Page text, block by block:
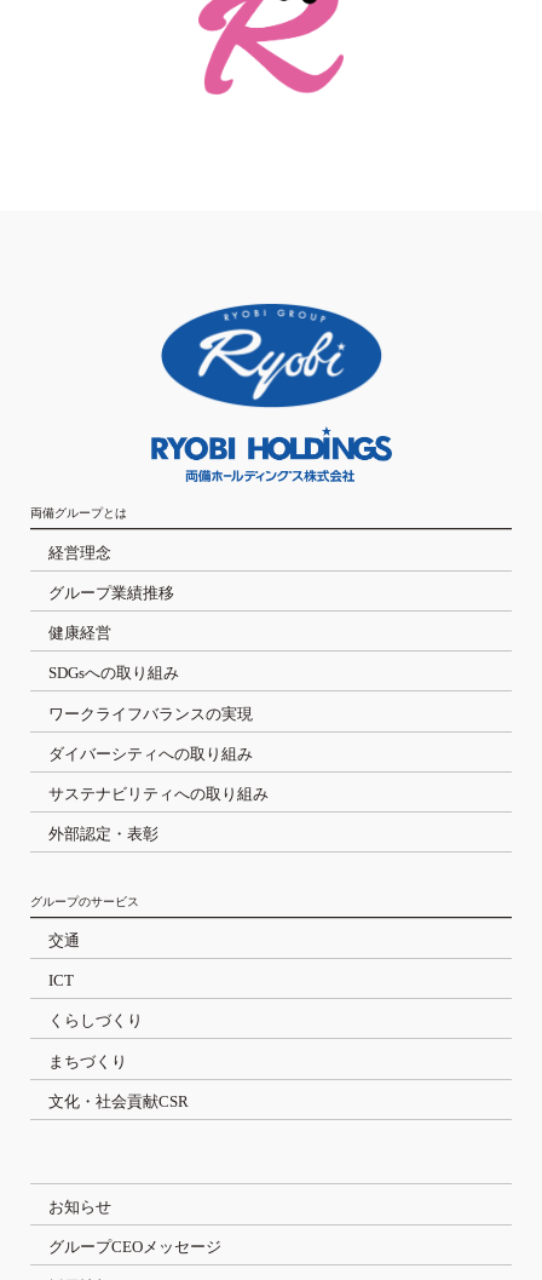
両備グループとは
経営理念
グループ業績推移
健康経営
SDGsへの取り組み
ワークライフバランスの実現
ダイバーシティへの取り組み
サステナビリティへの取り組み
外部認定・表彰
グループのサービス
交通
ICT
くらしづくり
まちづくり
文化・社会貢献CSR
お知らせ
グループCEOメッセージ